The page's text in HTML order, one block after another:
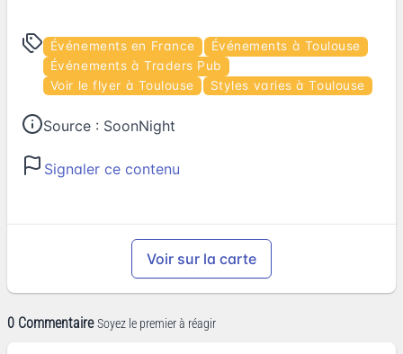
Événements en France
Événements à Toulouse
Événements à Traders Pub
Voir le flyer à Toulouse
Styles varies à Toulouse
Source : SoonNight
Signaler ce contenu
Voir sur la carte
0 Commentaire Soyez le premier à réagir